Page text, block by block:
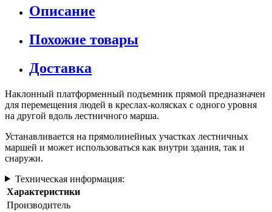
Описание
Похожие товары
Доставка
Наклонный платформенный подъемник прямой предназначен
для перемещения людей в креслах-колясках с одного уровня
на другой вдоль лестничного марша.
Устанавливается на прямолинейных участках лестничных
маршей и может использоваться как внутри здания, так и
снаружи.
Техническая информация:
Характеристики
Производитель